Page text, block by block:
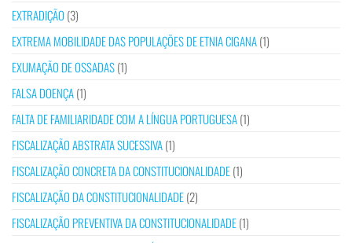
EXTRADIÇÃO (3)
EXTREMA MOBILIDADE DAS POPULAÇÕES DE ETNIA CIGANA(1)
EXUMAÇÃO DE OSSADAS(1)
FALSA DOENÇA(1)
FALTA DE FAMILIARIDADE COM A LÍNGUA PORTUGUESA(1)
FISCALIZAÇÃO ABSTRATA SUCESSIVA(1)
FISCALIZAÇÃO CONCRETA DA CONSTITUCIONALIDADE(1)
FISCALIZAÇÃO DA CONSTITUCIONALIDADE(2)
FISCALIZAÇÃO PREVENTIVA DA CONSTITUCIONALIDADE(1)